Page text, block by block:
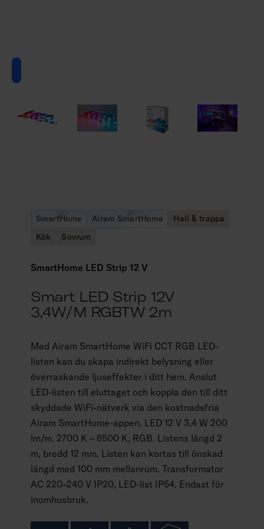
SmartHome Airam SmartHome
Hall & trappa
Kök
Sovrum
SmartHome LED Strip 12 V
Smart LED Strip 12V
3,4W/m RGBTW 2m
Med Airam SmartHome WiFi CCT RGB LED-
listen kan du skapa indirekt belysning eller
överraskande ljuseffekter i ditt hem. Anslut
LED-listen till eluttaget och koppla den till ditt
skyddade WiFi-nätverk via den kostnadsfria
Airam SmartHome-appen. LED 12 V 3,4 W 200
lm/m. 2700 K – 6500 K, RGB. Listens längd 2
m, bredd 12 mm. Listen kan kortas till önskad
längd med 100 mm mellanrum. Transformator
AC 220–240 V IP20, LED-list IP54. Endast för
inomhusbruk.